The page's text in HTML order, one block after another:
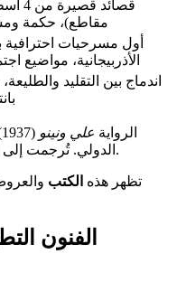
مقاطع)، حكمة
أول مسرحيات احترافية
الأذربيجانية، مواضيع
اندماج بين التقليد
الرواية علي ونينو
الدولي. تُرجمت إلى ، تستكشف حبًا ممنوعًا.
تظهر هذه الكتب
الفنون